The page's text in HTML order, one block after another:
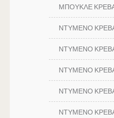
ΜΠΟΥΚΛΕ
ΝΤΥΜΕΝΟ
ΝΤΥΜΕΝΟ
ΝΤΥΜΕΝΟ
ΝΤΥΜΕΝΟ
ΝΤΥΜΕΝΟ